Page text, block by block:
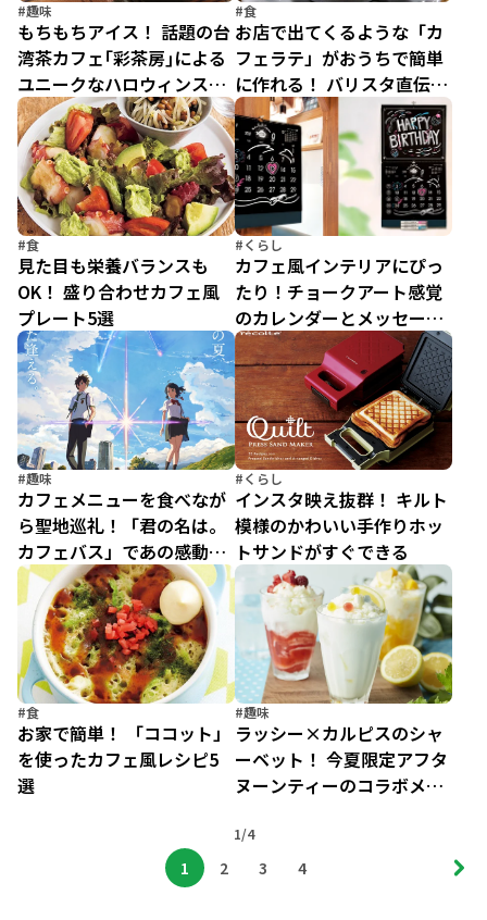
#趣味
もちもちアイス！ 話題の台
湾茶カフェ｢彩茶房｣による
ユニークなハロウィンスイ
ーツ
#食
お店で出てくるような「カ
フェラテ」がおうちで簡単
に作れる！ バリスタ直伝エ
スプレッソメニュー
#食
見た目も栄養バランスも
OK！ 盛り合わせカフェ風
プレート5選
#くらし
カフェ風インテリアにぴっ
たり！チョークアート感覚
のカレンダーとメッセージ
ボード
#趣味
カフェメニューを食べなが
ら聖地巡礼！「君の名は。
カフェバス」であの感動を
もう一度
#くらし
インスタ映え抜群！ キルト
模様のかわいい手作りホッ
トサンドがすぐできる
#食
お家で簡単！ 「ココット」
を使ったカフェ風レシピ5
選
#趣味
ラッシー×カルピスのシャ
ーベット！ 今夏限定アフタ
ヌーンティーのコラボメニ
1/4
1 2 3 4